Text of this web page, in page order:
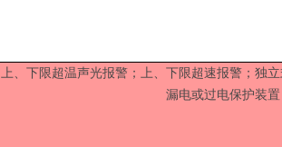
上、下限超温声光报警；上、下限超速报警；独
漏电或过电保护装置